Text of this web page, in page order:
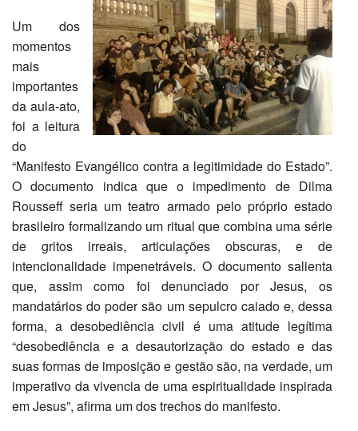
Um dos
momentos
mais
importantes
da aula-ato,
foi a leitura
do
“Manifesto Evangélico contra a legitimidade do Estado”.
O documento indica que o impedimento de Dilma
Rousseff seria um teatro armado pelo próprio estado
brasileiro formalizando um ritual que combina uma série
de gritos irreais, articulações obscuras, e de
intencionalidade impenetráveis. O documento salienta
que, assim como foi denunciado por Jesus, os
mandatários do poder são um sepulcro caiado e, dessa
forma, a desobediência civil é uma atitude legítima
“desobediência e a desautorização do estado e das
suas formas de imposição e gestão são, na verdade, um
imperativo da vivencia de uma espiritualidade inspirada
em Jesus”, afirma um dos trechos do manifesto.